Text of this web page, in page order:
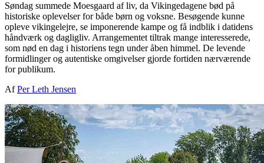
Søndag summede Moesgaard af liv, da Vikingedagene bød på
historiske oplevelser for både børn og voksne. Besøgende kunne
opleve vikingelejre, se imponerende kampe og få indblik i datidens
håndværk og dagligliv. Arrangementet tiltrak mange interesserede,
som nød en dag i historiens tegn under åben himmel. De levende
formidlinger og autentiske omgivelser gjorde fortiden nærværende
for publikum.
AfPer Leth Jensen